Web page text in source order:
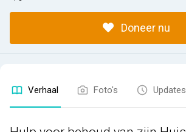
Doneer nu
Verhaal Foto's Updates